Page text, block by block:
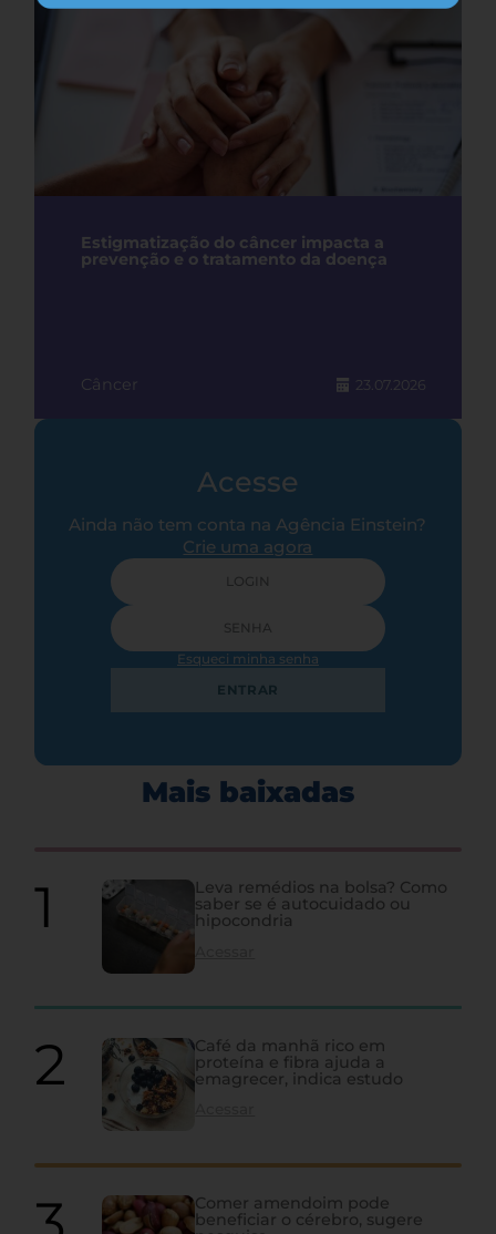
Estigmatização do câncer impacta a
prevenção e o tratamento da doença
Câncer 23.07.2026
Acesse
Ainda não tem conta na Agência Einstein?
Crie uma agora
Esqueci minha senha
ENTRAR
Mais baixadas
Leva remédios na bolsa? Como
saber se é autocuidado ou
hipocondria
Café da manhã rico em
proteína e fibra ajuda a
emagrecer, indica estudo
Comer amendoim pode
beneficiar o cérebro, sugere